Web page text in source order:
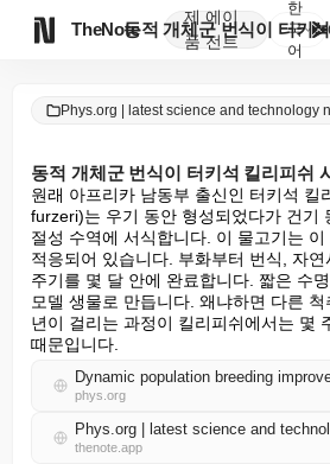
TheNote
제
품
에이
전트
한
국
어
Phys.org | latest science and technology
동적 개체군 번식이 터키석 킬리피쉬
원래 아프리카 남동부 출신인 터키석 킬
furzeri)는 우기 동안 형성되었다가 건기
절성 수역에 서식합니다. 이 물고기는
적응되어 있습니다. 부화부터 번식, 자
주기를 몇 달 안에 완료합니다. 짧은 수
모델 생물로 만듭니다. 왜냐하면 다른
년이 걸리는 과정이 킬리피쉬에서는 몇
때문입니다.
phys.org
thenote.app